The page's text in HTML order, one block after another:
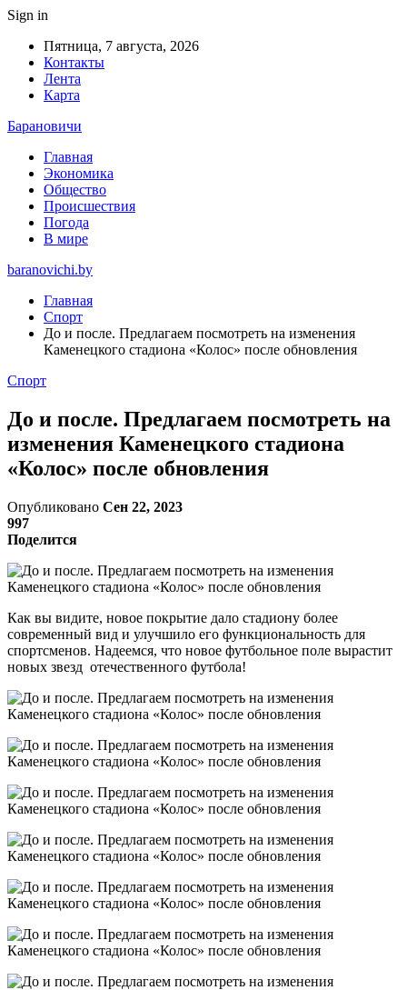
Sign in
Пятница, 7 августа, 2026
Контакты
Лента
Карта
Барановичи
Главная
Экономика
Общество
Происшествия
Погода
В мире
baranovichi.by
Главная
Спорт
До и после. Предлагаем посмотреть на изменения
Каменецкого стадиона «Колос» после обновления
Спорт
До и после. Предлагаем посмотреть на
изменения Каменецкого стадиона
«Колос» после обновления
Опубликовано Сен 22, 2023
997
Поделится
Как вы видите, новое покрытие дало стадиону более
современный вид и улучшило его функциональность для
спортсменов. Надеемся, что новое футбольное поле вырастит
новых звезд отечественного футбола!